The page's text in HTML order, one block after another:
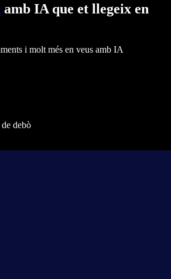
amb IA que et llegeix en
i molt més en veus amb IA
debò